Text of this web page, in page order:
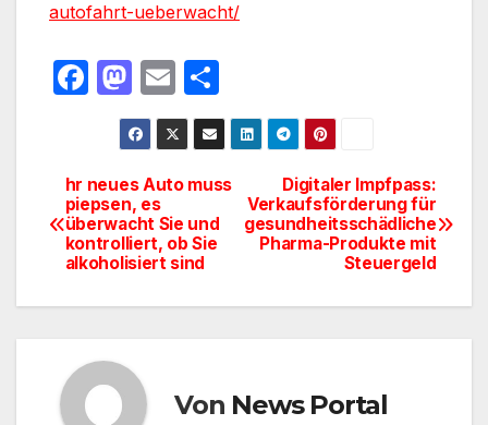
autofahrt-ueberwacht/
F
e
b
o
M
a
st
o
d
o
E
m
ail
ei
le
n
BeitragsnavigationDigitaler Impfpass:
Verkaufsförderung für
gesundheitsschädliche
Pharma-Produkte mit
Steuergeld
hr neues Auto muss
piepsen, es
überwacht Sie und
kontrolliert, ob Sie
alkoholisiert sind
Von News Portal